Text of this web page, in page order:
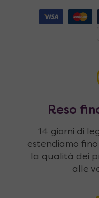
Reso
14 giorni di
estendiamo
la qualità dei
alle